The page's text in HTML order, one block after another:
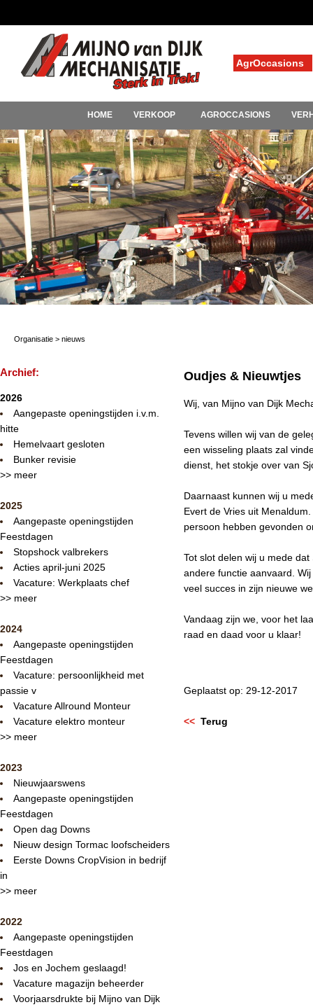
AgrOccasions
HOME VERKOOP AGROCCASIONS
Organisatie > nieuws
Archief:
2026
Aangepaste openingstijden i.v.m.
hitte
Hemelvaart gesloten
Bunker revisie
>> meer
2025
Aangepaste openingstijden
Feestdagen
Stopshock valbrekers
Acties april-juni 2025
Vacature: Werkplaats chef
>> meer
2024
Aangepaste openingstijden
Feestdagen
Vacature: persoonlijkheid met
passie v
Vacature Allround Monteur
Vacature elektro monteur
>> meer
2023
Nieuwjaarswens
Aangepaste openingstijden
Feestdagen
Open dag Downs
Nieuw design Tormac loofscheiders
Eerste Downs CropVision in bedrijf
in
>> meer
2022
Aangepaste openingstijden
Feestdagen
Jos en Jochem geslaagd!
Vacature magazijn beheerder
Voorjaarsdrukte bij Mijno van Dijk
Oudjes & Nieuwtjes
Wij, van Mijno van Dijk
Tevens willen wij van de
een wisseling plaats zal
dienst, het stokje over van
Daarnaast kunnen wij u
Evert de Vries uit
persoon hebben gevonden
Tot slot delen wij u mede
andere functie aanvaard.
veel succes in zijn nieuwe
Vandaag zijn we, voor het
raad en daad voor u klaar!
Geplaatst op: 29-12-2017
<< Terug